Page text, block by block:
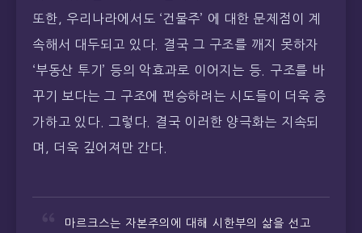
또한, 우리나라에서도 ‘건물주’ 에 대한 문제점이 계
속해서 대두되고 있다. 결국 그 구조를 깨지 못하자
‘부동산 투기’ 등의 악효과로 이어지는 등. 구조를 바
꾸기 보다는 그 구조에 편승하려는 시도들이 더욱 증
가하고 있다. 그렇다. 결국 이러한 양극화는 지속되
며, 더욱 깊어져만 간다.
마르크스는 자본주의에 대해 시한부의 삶을 선고